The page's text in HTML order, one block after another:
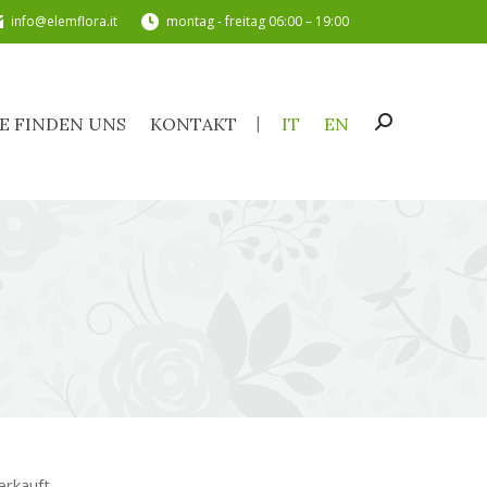
info@elemflora.it montag - freitag 06:00 – 19:00
FINDEN UNS KONTAKT IT EN Search:
SIE FINDEN UNS KONTAKT IT EN